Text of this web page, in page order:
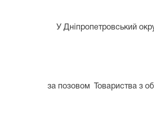
У Дніпропетровський
за позовом Товариства з